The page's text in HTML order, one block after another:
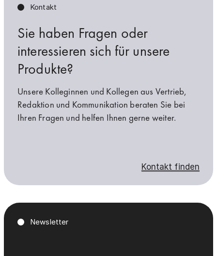
Kontakt
Sie haben Fragen oder
interessieren sich für unsere
Produkte?
Unsere Kolleginnen und Kollegen aus Vertrieb,
Redaktion und Kommunikation beraten Sie bei
Ihren Fragen und helfen Ihnen gerne weiter.
Kontakt finden
Newsletter